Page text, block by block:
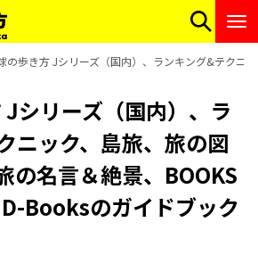
の歩き方 Jシリーズ（国内）、ランキング&テクニ
シリーズ（国内）、ラ
ニック、島旅、旅の図
の名言＆絶景、BOOKS
Booksのガイドブック